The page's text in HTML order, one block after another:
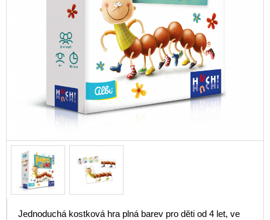
Jednoduchá kostková hra plná barev pro děti od 4 let, ve